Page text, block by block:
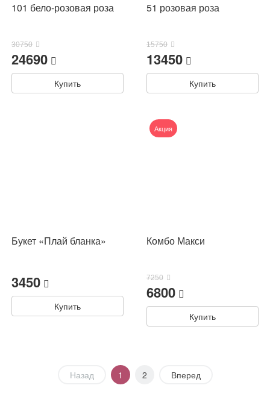
101 бело-розовая роза
30750
24690
Купить
51 розовая роза
15750
13450
Купить
Букет «Плай бланка»
3450
Купить
Комбо Макси
7250
6800
Купить
Акция
Назад 1 2 Вперед